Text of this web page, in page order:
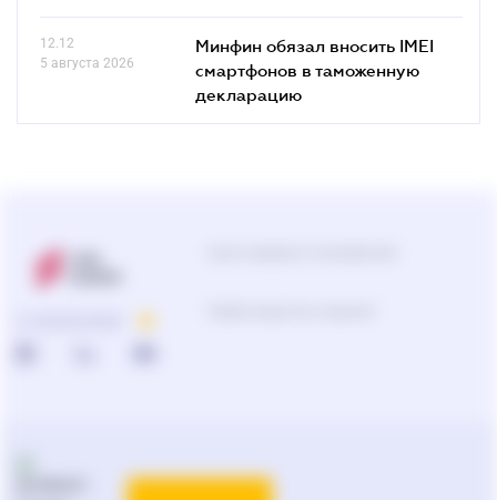
12.12
5 августа 2026
Минфин обязал вносить IMEI
смартфонов в таможенную
декларацию